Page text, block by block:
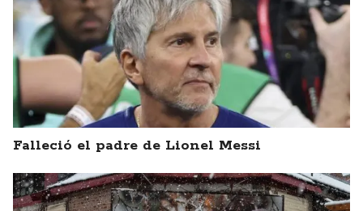
Falleció el padre de Lionel Messi